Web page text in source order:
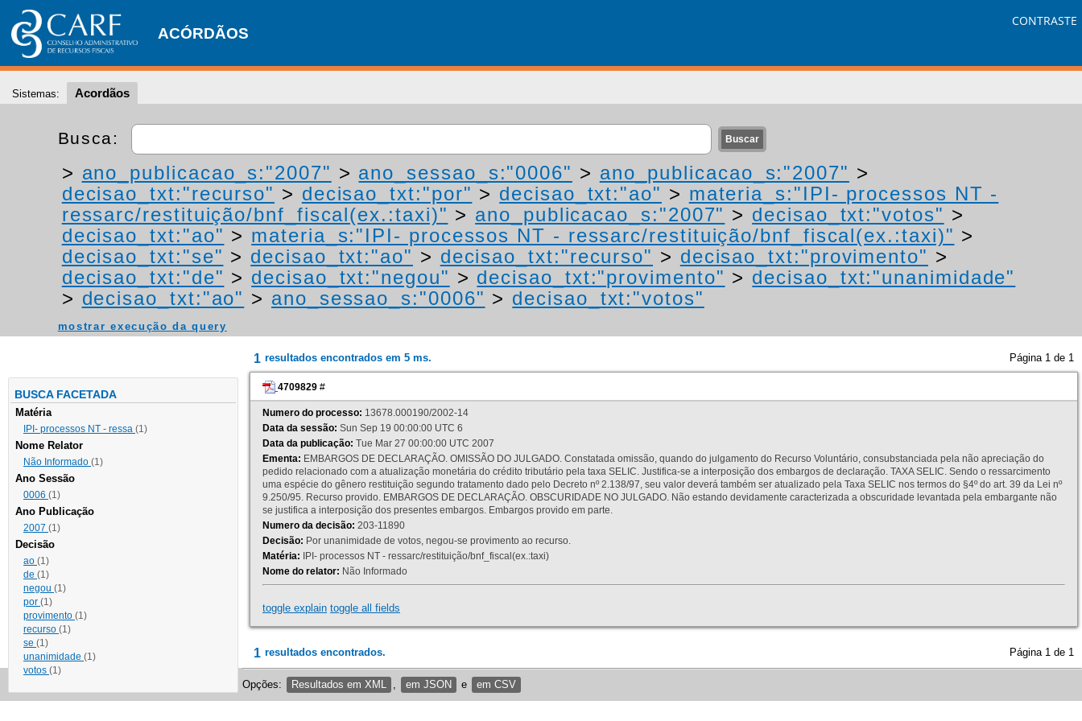
ACÓRDÃOS
CONTRASTE
Sistemas: Acordãos
Busca:
> ano_publicacao_s:"2007" > ano_sessao_s:"0006" > ano_publicacao_s:"2007" >
decisao_txt:"recurso" > decisao_txt:"por" > decisao_txt:"ao" > materia_s:"IPI- processos NT -
ressarc/restituição/bnf_fiscal(ex.:taxi)" > ano_publicacao_s:"2007" > decisao_txt:"votos" >
decisao_txt:"ao" > materia_s:"IPI- processos NT - ressarc/restituição/bnf_fiscal(ex.:taxi)" >
decisao_txt:"se" > decisao_txt:"ao" > decisao_txt:"recurso" > decisao_txt:"provimento" >
decisao_txt:"de" > decisao_txt:"negou" > decisao_txt:"provimento" > decisao_txt:"unanimidade"
> decisao_txt:"ao" > ano_sessao_s:"0006" > decisao_txt:"votos"
mostrar execução da query
BUSCA FACETADA
Matéria
IPI- processos NT - ressa (1)
Nome Relator
Não Informado (1)
Ano Sessão
0006 (1)
Ano Publicação
2007 (1)
Decisão
ao (1)
de (1)
negou (1)
por (1)
provimento (1)
recurso (1)
se (1)
unanimidade (1)
votos (1)
1 resultados encontrados em 5 ms. Página 1 de 1
4709829 #
Numero do processo: 13678.000190/2002-14
Data da sessão: Sun Sep 19 00:00:00 UTC 6
Data da publicação: Tue Mar 27 00:00:00 UTC 2007
Ementa: EMBARGOS DE DECLARAÇÃO. OMISSÃO DO JULGADO. Constatada omissão, quando do julgamento do Recurso Voluntário, consubstanciada pela não apreciação do
pedido relacionado com a atualização monetária do crédito tributário pela taxa SELIC. Justifica-se a interposição dos embargos de declaração. TAXA SELIC. Sendo o ressarcimento
uma espécie do gênero restituição segundo tratamento dado pelo Decreto nº 2.138/97, seu valor deverá também ser atualizado pela Taxa SELIC nos termos do §4º do art. 39 da Lei nº
9.250/95. Recurso provido. EMBARGOS DE DECLARAÇÃO. OBSCURIDADE NO JULGADO. Não estando devidamente caracterizada a obscuridade levantada pela embargante não
se justifica a interposição dos presentes embargos. Embargos provido em parte.
Numero da decisão: 203-11890
Decisão: Por unanimidade de votos, negou-se provimento ao recurso.
Matéria: IPI- processos NT - ressarc/restituição/bnf_fiscal(ex.:taxi)
Nome do relator: Não Informado
toggle explain toggle all fields
1 resultados encontrados. Página 1 de 1
Opções: Resultados em XML em JSON e em CSV